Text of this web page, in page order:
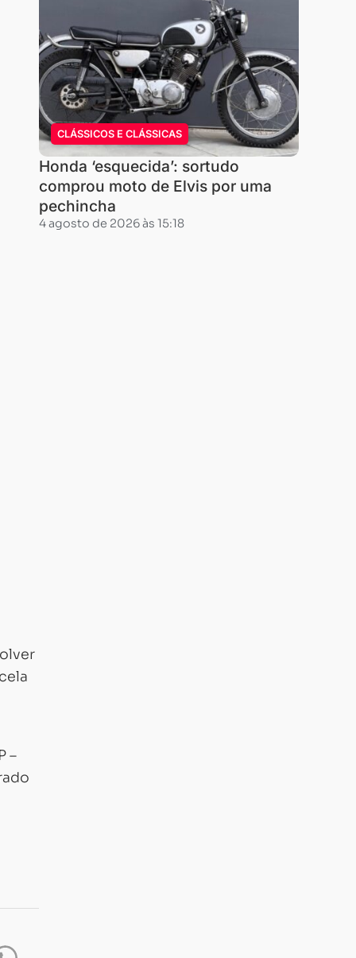
Country
(carros
e
caminhões).
Nos
dias
09
a
11
–
CLÁSSICOS E CLÁSSICAS
Honda ‘esquecida’: sortudo
comprou moto de Elvis por uma
pechincha
4 agosto de 2026 às 15:18